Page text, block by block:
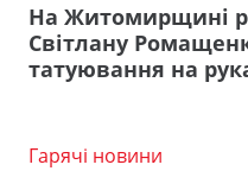
На Житомирщині
Світлану
татуювання на
Гарячі новини